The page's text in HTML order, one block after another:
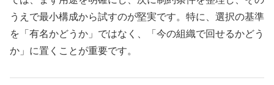
うえで最小構成から試すのが堅実です。特に、選択の基準
を「有名かどうか」ではなく、「今の組織で回せるかどう
か」に置くことが重要です。